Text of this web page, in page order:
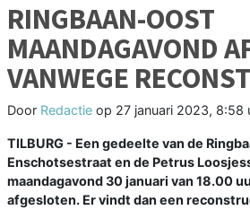
RINGBAAN-OOST
MAANDAGAVOND
VANWEGE
Door Redactie op 27 januari 2023, 8:58
TILBURG - Een gedeelte van de
Enschotsestraat en de Petrus
maandagavond 30 januari van 18.00
afgesloten. Er vindt dan een